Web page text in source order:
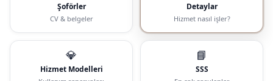
Şoförler
CV & belgeler
Detaylar
Hizmet nasıl işler?
💎
Hizmet Modelleri
📘
SSS